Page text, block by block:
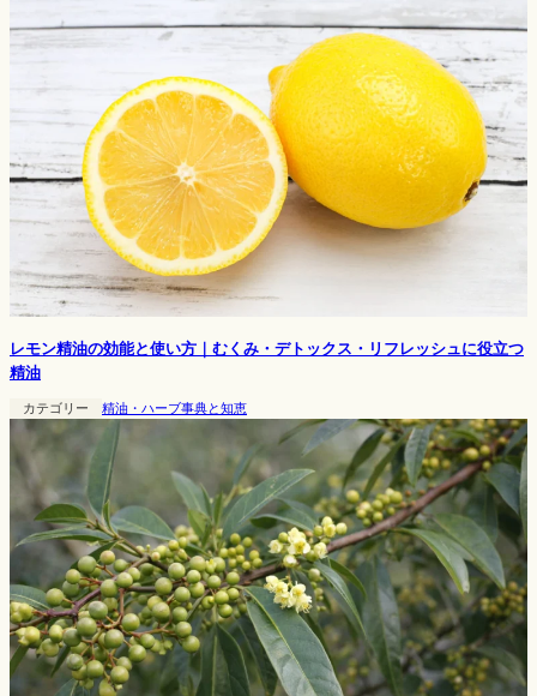
レモン精油の効能と使い方｜むくみ・デトックス・リフレッシュに役立つ
精油
カテゴリー 精油・ハーブ事典と知恵